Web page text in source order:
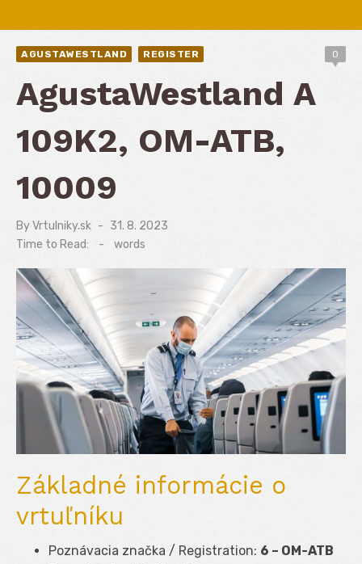
AGUSTAWESTLAND REGISTER 0
AgustaWestland A
109K2, OM-ATB,
10009
ByVrtulniky.sk
Posted
on
31. 8. 2023
Time to Read:
- words
Základné informácie o
vrtuľníku
Poznávacia značka / Registration: 6 – OM-ATB